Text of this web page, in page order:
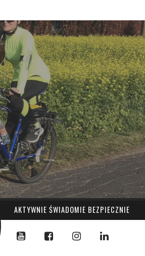
AKTYWNIE ŚWIADOMIE BEZPIECZNIE